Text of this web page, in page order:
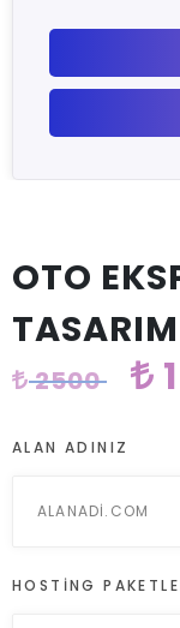
OTO
TASARIM
2500
ALAN ADINIZ
HOSTING